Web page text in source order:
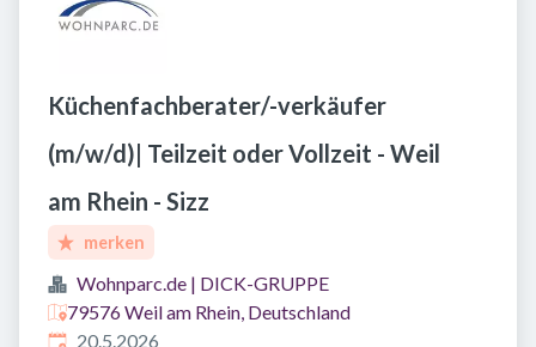
Küchenfachberater/-verkäufer
(m/w/d)| Teilzeit oder Vollzeit - Weil
am Rhein - Sizz
merken
Wohnparc.de | DICK-GRUPPE
79576 Weil am Rhein, Deutschland
Veröffentlicht
20.5.2026